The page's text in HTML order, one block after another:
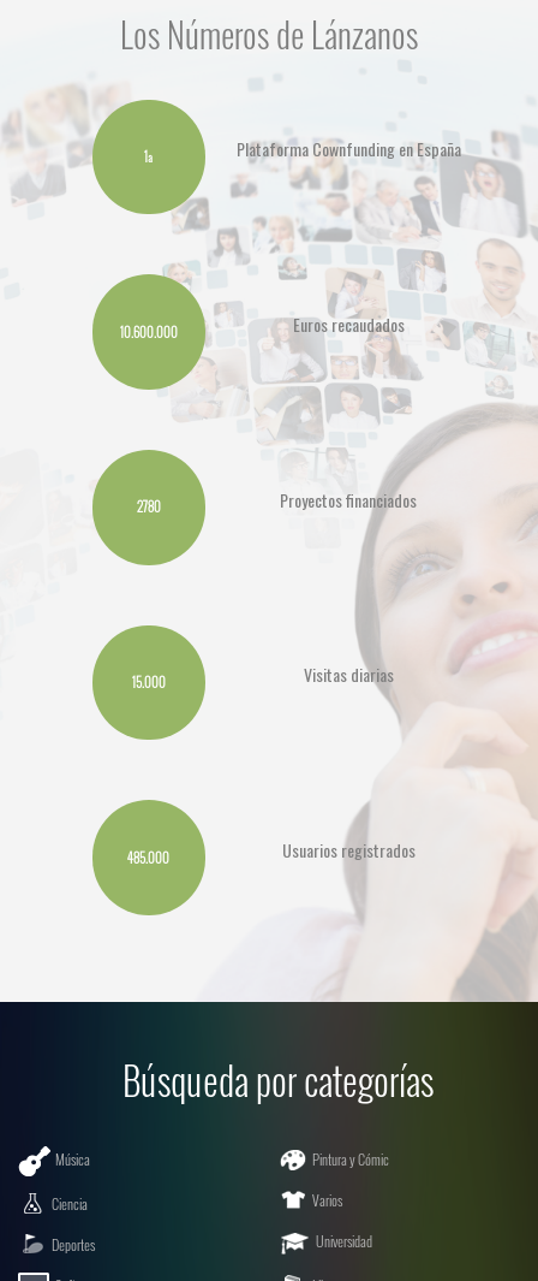
Los Números de Lánzanos
1ª Plataforma Cownfunding en España
10.600.000 Euros recaudados
2780 Proyectos financiados
15.000 Visitas diarias
485.000 Usuarios registrados
Búsqueda por categorías
Música
Ciencia
Deportes
Pintura y Cómic
Varios
Universidad